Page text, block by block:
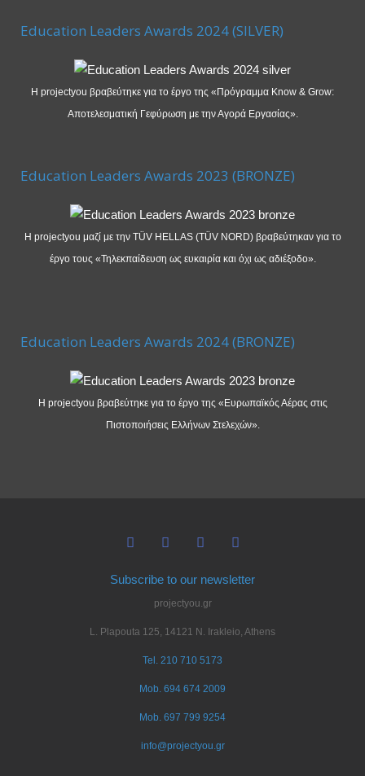
Education Leaders Awards 2024 (SILVER)
Η projectyou βραβεύτηκε για το έργο της «Πρόγραμμα Know & Grow:
Αποτελεσματική Γεφύρωση με την Αγορά Εργασίας».
Education Leaders Awards 2023 (BRONZE)
Η projectyou μαζί με την TÜV HELLAS (TÜV NORD) βραβεύτηκαν για το
έργο τους «Τηλεκπαίδευση ως ευκαιρία και όχι ως αδιέξοδο».
Education Leaders Awards 2024 (BRONZE)
Η projectyou βραβεύτηκε για το έργο της «Ευρωπαϊκός Αέρας στις
Πιστοποιήσεις Ελλήνων Στελεχών».
Subscribe to our newsletter
projectyou.gr
L. Plapouta 125, 14121 N. Irakleio, Athens
Tel. 210 710 5173
Mob. 694 674 2009
Mob. 697 799 9254
info@projectyou.gr